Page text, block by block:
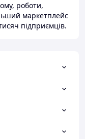
роботи,
маркетплейс
підприємців.